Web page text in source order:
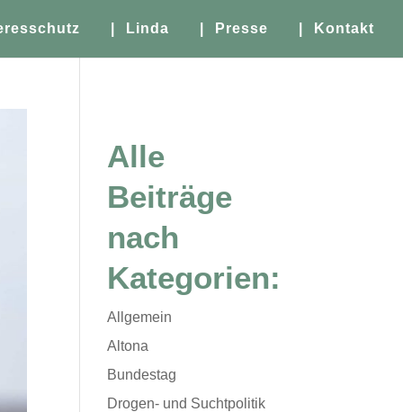
| Linda | Presse | Kontakt
Alle
Beiträge
nach
Kategorien:
Allgemein
Altona
Bundestag
Drogen- und Suchtpolitik